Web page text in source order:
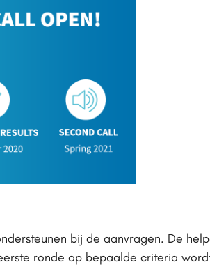
bij de aanvragen. De
ronde op bepaalde criteria